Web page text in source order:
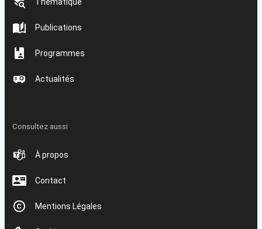
Thématique
Publications
Programmes
Actualités
Consultez aussi
À propos
Contact
Mentions Légales